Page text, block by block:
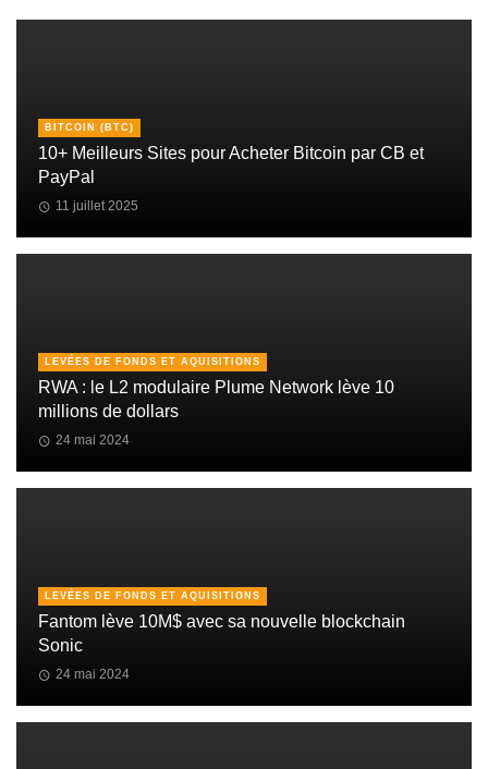
BITCOIN (BTC)
10+ Meilleurs Sites pour Acheter Bitcoin par CB et
PayPal
11 juillet 2025
LEVÉES DE FONDS ET AQUISITIONS
RWA : le L2 modulaire Plume Network lève 10
millions de dollars
24 mai 2024
LEVÉES DE FONDS ET AQUISITIONS
Fantom lève 10M$ avec sa nouvelle blockchain
Sonic
24 mai 2024